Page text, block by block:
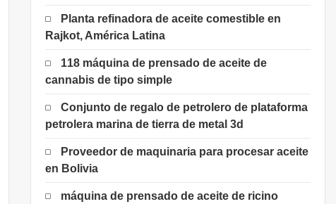
Planta refinadora de aceite comestible en
Rajkot, América Latina
118 máquina de prensado de aceite de
cannabis de tipo simple
Conjunto de regalo de petrolero de plataforma
petrolera marina de tierra de metal 3d
Proveedor de maquinaria para procesar aceite
en Bolivia
máquina de prensado de aceite de ricino